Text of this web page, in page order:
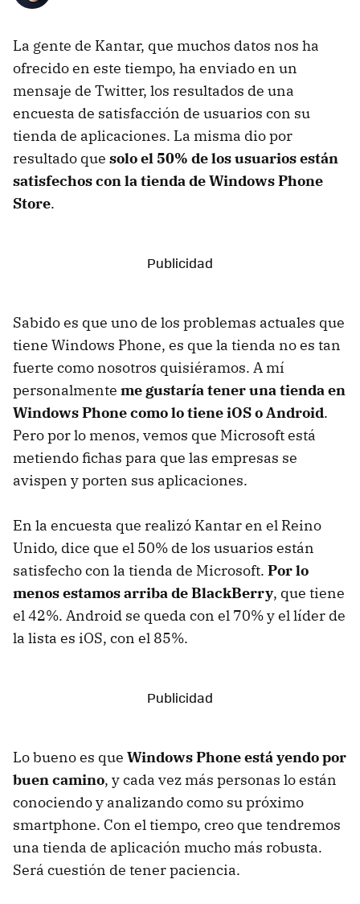
La gente de Kantar, que muchos datos nos ha
ofrecido en este tiempo, ha enviado en un
mensaje de Twitter, los resultados de una
encuesta de satisfacción de usuarios con su
tienda de aplicaciones. La misma dio por
resultado que solo el 50% de los usuarios están
satisfechos con la tienda de Windows Phone
Store.
Sabido es que uno de los problemas actuales que
tiene Windows Phone, es que la tienda no es tan
fuerte como nosotros quisiéramos. A mí
personalmente me gustaría tener una tienda en
Windows Phone como lo tiene iOS o Android.
Pero por lo menos, vemos que Microsoft está
metiendo fichas para que las empresas se
avispen y porten sus aplicaciones.
En la encuesta que realizó Kantar en el Reino
Unido, dice que el 50% de los usuarios están
satisfecho con la tienda de Microsoft. Por lo
menos estamos arriba de BlackBerry, que tiene
el 42%. Android se queda con el 70% y el líder de
la lista es iOS, con el 85%.
Lo bueno es que Windows Phone está yendo por
buen camino, y cada vez más personas lo están
conociendo y analizando como su próximo
smartphone. Con el tiempo, creo que tendremos
una tienda de aplicación mucho más robusta.
Será cuestión de tener paciencia.